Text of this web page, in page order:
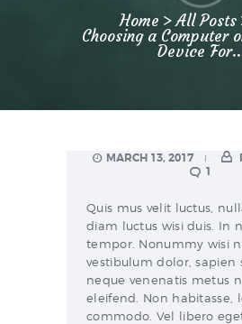
Home All Posts
Choosing a Computer
Device
JOIN PARST
NEWS
MARCH 13, 2017
1
Quis mus velit luctus,
diam luctus wisi duis. In
tempor. Nonummy wisi
vestibulum dolor, sapien
neque venenatis metus
eleifend. Non habitasse,
commodo. Vel libero